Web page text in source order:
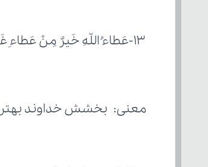
۱۳-عَطاءُ اللّهِ خَیرٌ مِنْ عَطاءِ غَیرِهِ،
معنی: بخشش خداوند